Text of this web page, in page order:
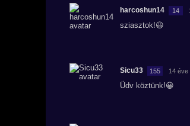
harcoshun14 14
sziasztok!😃
Sicu33 155 14 éve
Üdv köztünk!😀